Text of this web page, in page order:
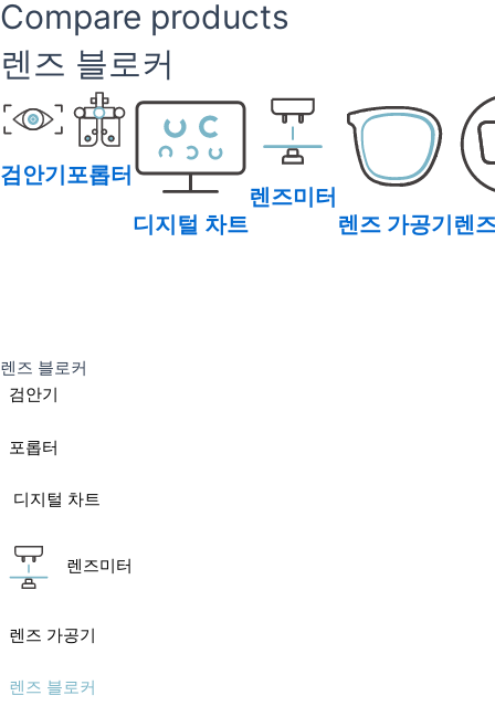
Compare products
렌즈 블로커
검안기포롭터
디지털 차트
렌즈미터
렌즈 가공기렌
렌즈 블로커
검안기
포롭터
디지털 차트
렌즈미터
렌즈 가공기
렌즈 블로커